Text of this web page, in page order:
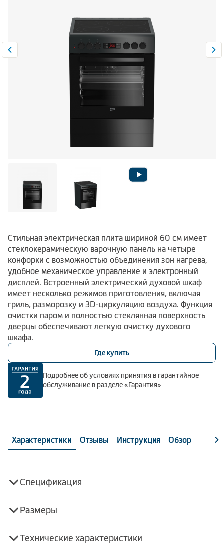
Сравнить 0
Стильная электрическая плита шириной 60 см имеет
стеклокерамическую варочную панель на четыре
конфорки с возможностью объединения зон нагрева,
удобное механическое управление и электронный
дисплей. Встроенный электрический духовой шкаф
имеет несколько режимов приготовления, включая
гриль, разморозку и 3D-циркуляцию воздуха. Функция
очистки паром и полностью стеклянная поверхность
дверцы обеспечивают легкую очистку духового
шкафа.
Где купить
Подробнее об условиях принятия в гарантийное
обслуживание в разделе«Гарантия»
Характеристики Отзывы Инструкция Обзор
Спецификация
Размеры
Технические характеристики